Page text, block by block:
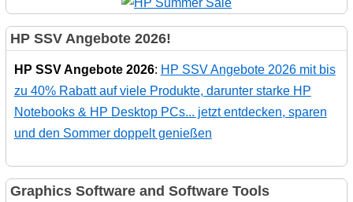
HP SSV Angebote 2026!
HP SSV Angebote 2026: HP SSV Angebote 2026 mit bis
zu 40% Rabatt auf viele Produkte, darunter starke HP
Notebooks & HP Desktop PCs... jetzt entdecken, sparen
und den Sommer doppelt genießen
Graphics Software and Software Tools